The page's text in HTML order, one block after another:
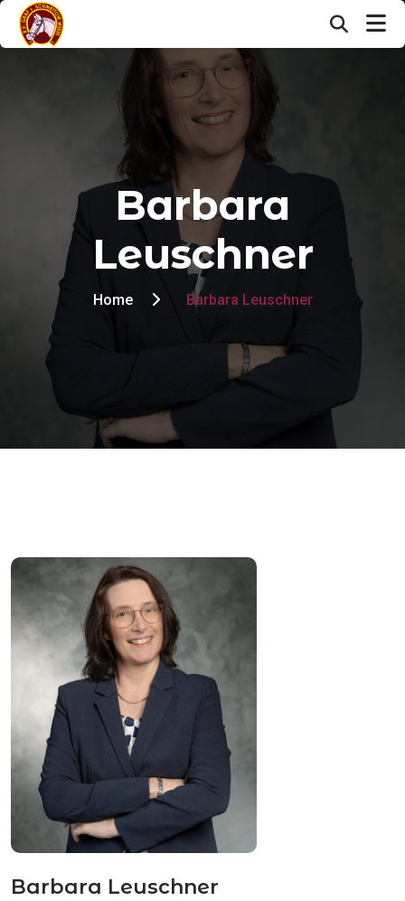
Barbara
Leuschner
Home Barbara Leuschner
Barbara Leuschner